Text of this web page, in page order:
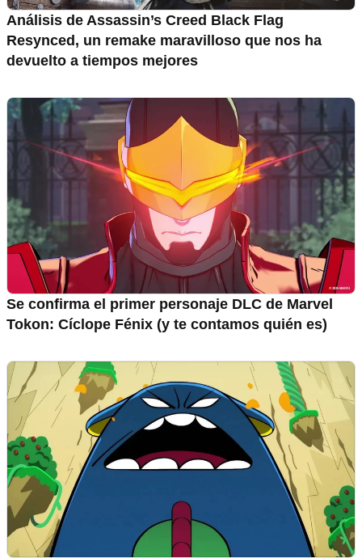
Análisis de Assassin’s Creed Black Flag
Resynced, un remake maravilloso que nos ha
devuelto a tiempos mejores
Se confirma el primer personaje DLC de Marvel
Tokon: Cíclope Fénix (y te contamos quién es)